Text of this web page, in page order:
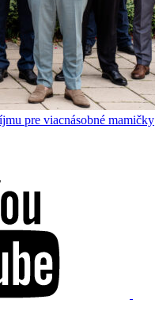
pre viacnásobné mamičky